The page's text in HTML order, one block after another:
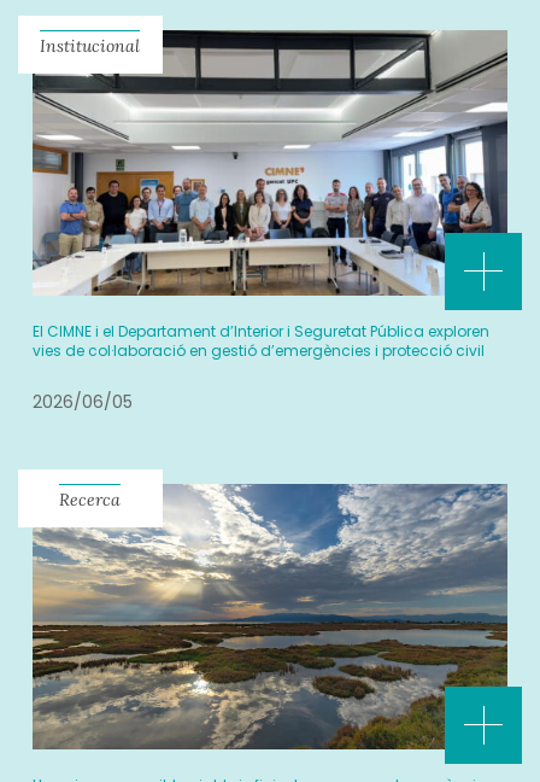
Institucional
El CIMNE i el Departament d’Interior i Seguretat Pública exploren
vies de col·laboració en gestió d’emergències i protecció civil
2026/06/05
Recerca